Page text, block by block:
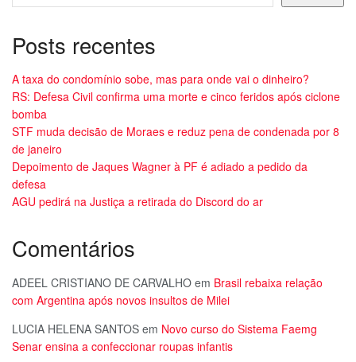
Posts recentes
A taxa do condomínio sobe, mas para onde vai o dinheiro?
RS: Defesa Civil confirma uma morte e cinco feridos após ciclone
bomba
STF muda decisão de Moraes e reduz pena de condenada por 8
de janeiro
Depoimento de Jaques Wagner à PF é adiado a pedido da
defesa
AGU pedirá na Justiça a retirada do Discord do ar
Comentários
ADEEL CRISTIANO DE CARVALHO em Brasil rebaixa relação
com Argentina após novos insultos de Milei
LUCIA HELENA SANTOS em Novo curso do Sistema Faemg
Senar ensina a confeccionar roupas infantis